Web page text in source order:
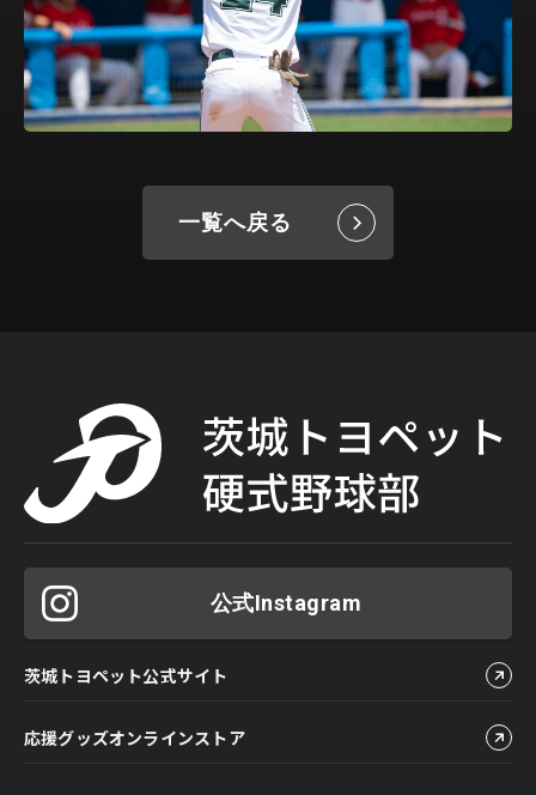
一覧へ戻る
公式Instagram
茨城トヨペット公式サイト
応援グッズオンラインストア